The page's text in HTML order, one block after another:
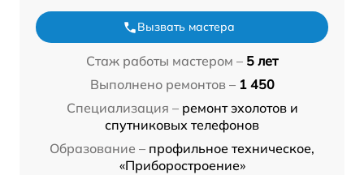
Вызвать мастера
Стаж работы мастером – 5 лет
Выполнено ремонтов – 1 450
Специализация – ремонт эхолотов и
спутниковых телефонов
Образование – профильное техническое,
«Приборостроение»